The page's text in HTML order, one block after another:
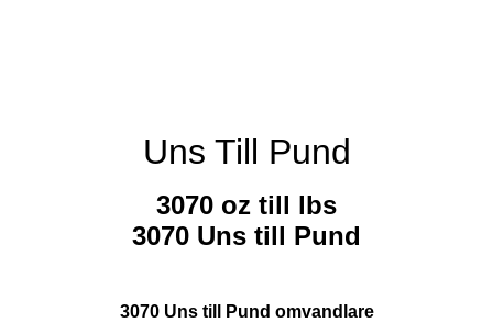
Uns Till Pund
3070 oz till lbs
3070 Uns till Pund
3070 Uns till Pund omvandlare